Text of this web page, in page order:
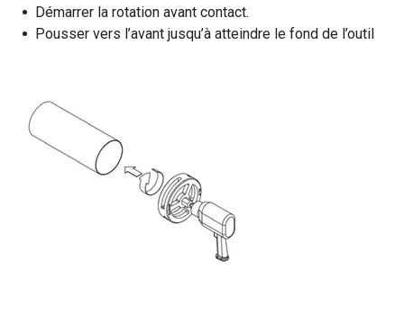
Démarrer la rotation avant contact.
Pousser vers l’avant jusqu’à atteindre le fond de l’outil